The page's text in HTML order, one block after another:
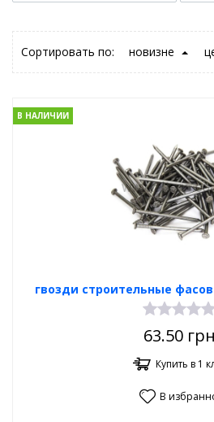
Сортировать по: новизне
гвозди строительные
В НАЛИЧИИ
63.50
Купить в 1
В